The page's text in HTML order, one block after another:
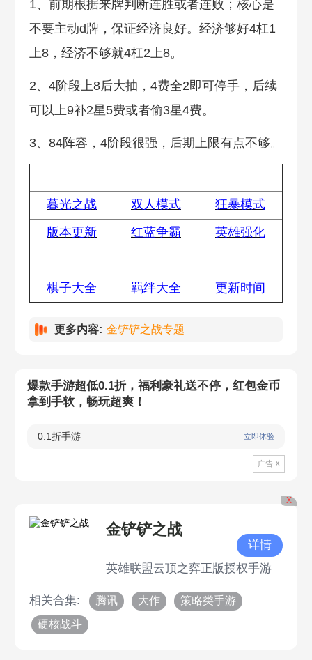
1、前期根据来牌判断连胜或者连败；核心是
不要主动d牌，保证经济良好。经济够好4杠1
上8，经济不够就4杠2上8。
2、4阶段上8后大抽，4费全2即可停手，后续
可以上9补2星5费或者偷3星4费。
3、84阵容，4阶段很强，后期上限有点不够。
暮光之战 双人模式
狂暴模式
版本更新
红蓝争霸 英雄强化
棋子大全 羁绊大全 更新时间
更多内容: 金铲铲之战专题
爆款手游超低0.1折，福利豪礼送不停，红包金币
拿到手软，畅玩超爽！
0.1折手游 立即体验
广告 X
X
金铲铲之战
英雄联盟云顶之弈正版授权手游
详情
相关合集: 腾讯 大作 策略类手游
硬核战斗